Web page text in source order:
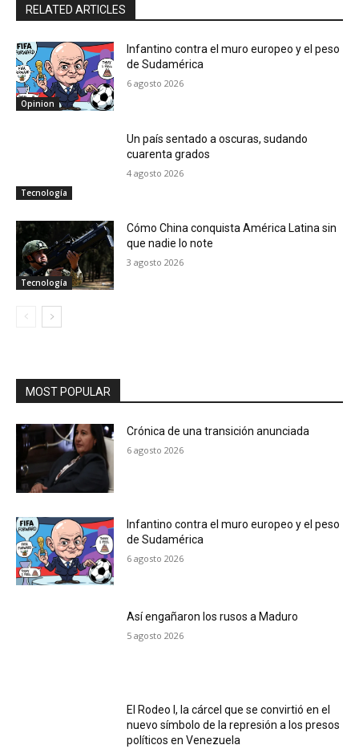
RELATED ARTICLES
Opinion
Infantino contra el muro europeo y el peso
de Sudamérica
6 agosto 2026
Tecnología
Un país sentado a oscuras, sudando
cuarenta grados
4 agosto 2026
Tecnología
Cómo China conquista América Latina sin
que nadie lo note
3 agosto 2026
MOST POPULAR
Crónica de una transición anunciada
6 agosto 2026
Infantino contra el muro europeo y el peso
de Sudamérica
6 agosto 2026
Así engañaron los rusos a Maduro
5 agosto 2026
El Rodeo I, la cárcel que se convirtió en el
nuevo símbolo de la represión a los presos
políticos en Venezuela